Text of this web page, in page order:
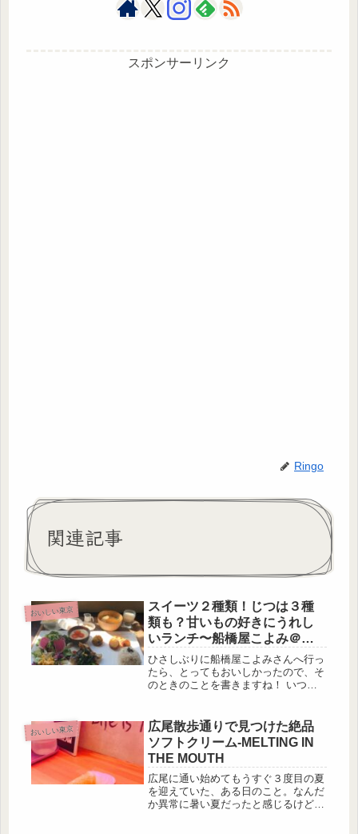
スポンサーリンク
Ringo
関連記事
おいしい東京
スイーツ２種類！じつは３種
類も？甘いもの好きにうれし
いランチ〜船橋屋こよみ＠広
尾
ひさしぶりに船橋屋こよみさんへ行っ
たら、とってもおいしかったので、そ
のときのことを書きますね！ いつも
きだったので、ひさしぶりに行ってみ
ようかな〜と思ったのですが、お店...
おいしい東京
広尾散歩通りで見つけた絶品
ソフトクリーム-MELTING IN
THE MOUTH
広尾に通い始めてもうすぐ３度目の夏
を迎えていた、ある日のこと。なんだ
か異常に暑い夏だったと感じるけど、